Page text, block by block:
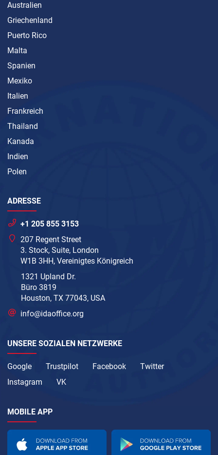
Australien
Griechenland
Puerto Rico
Malta
Spanien
Mexiko
Italien
Frankreich
Thailand
Kanada
Indien
Polen
ADRESSE
+1 205 855 3153
207 Regent Street
3. Stock, Suite, London
W1B 3HH, Vereinigtes Königreich
1321 Upland Dr.
Büro 3819
Houston, TX 77043, USA
info@idaoffice.org
UNSERE SOZIALEN NETZWERKE
Google Trustpilot Facebook
Twitter
Instagram
VK
MOBILE APP